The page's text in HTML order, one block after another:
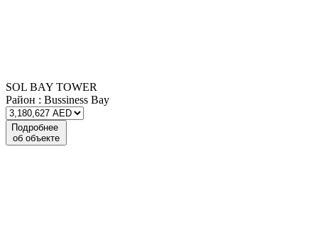
SOL BAY TOWER
Район : Bussiness Bay
Подробнее
об объекте